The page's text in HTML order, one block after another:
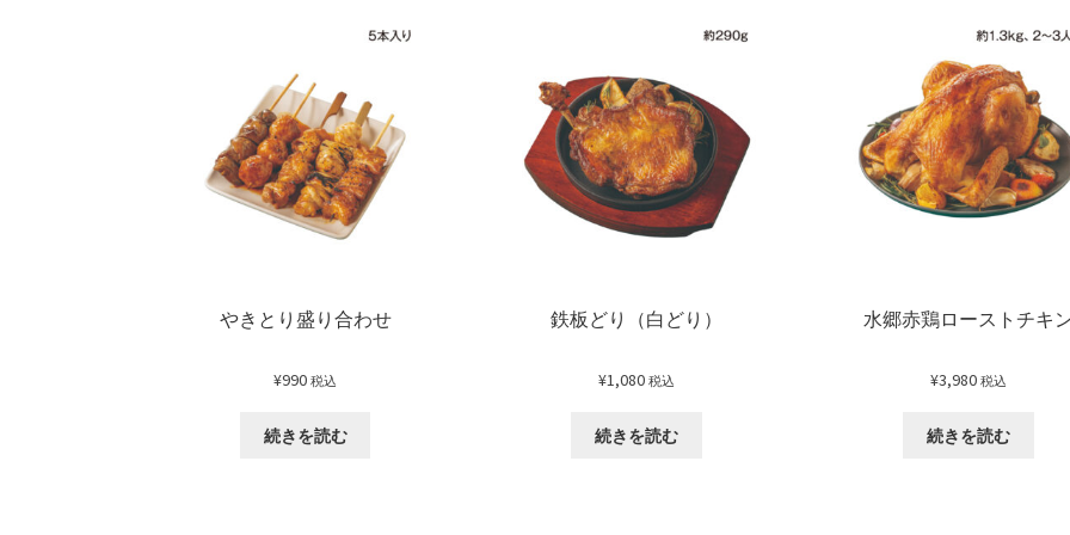
やきとり盛り合わせ
¥990 税込
続きを読む
鉄板どり（白どり）
¥1,080 税込
続きを読む
水郷赤鶏ローストチキ
¥3,980 税込
続きを読む